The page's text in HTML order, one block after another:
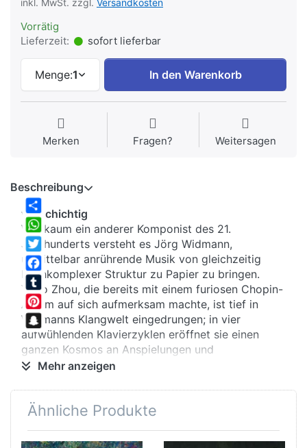
Vorrätig
Lieferzeit:
sofort lieferbar
Menge:1 In den Warenkorb
Merken Fragen? Weitersagen
Share
WhatsApp
Twitter
Facebook
Tumblr
Pinterest
Snapchat
Beschreibung
vielschichtig
Wie kaum ein anderer Komponist des 21.
Jahrhunderts versteht es Jörg Widmann,
unmittelbar anrührende Musik von gleichzeitig
hochkomplexer Struktur zu Papier zu bringen.
Yubo Zhou, die bereits mit einem furiosen Chopin-
Album auf sich aufmerksam machte, ist tief in
Widmanns Klangwelt eingedrungen; in vier
aufwühlenden Klavierzyklen eröffnet sie einen
ganzen Kosmos an Anspielungen und
Assoziationen.
modelliert
Denn Widmann holt sich seine Anregungen diesmal
bei großen Vorbildern:„Elf Humoresken“
die Verbindung zu Schumann schon im Titel, und
Mehr anzeigen
Ähnliche Produkte